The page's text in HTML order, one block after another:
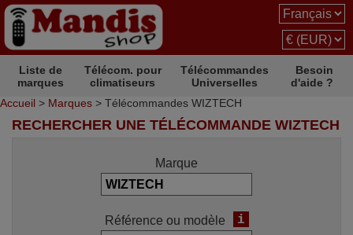
Liste de
marques
Télécom. pour
climatiseurs
Télécommandes
Universelles
Besoin
d'aide ?
Accueil > Marques > Télécommandes WIZTECH
RECHERCHER UNE TÉLÉCOMMANDE WIZTECH
Marque
Référence ou modèle i